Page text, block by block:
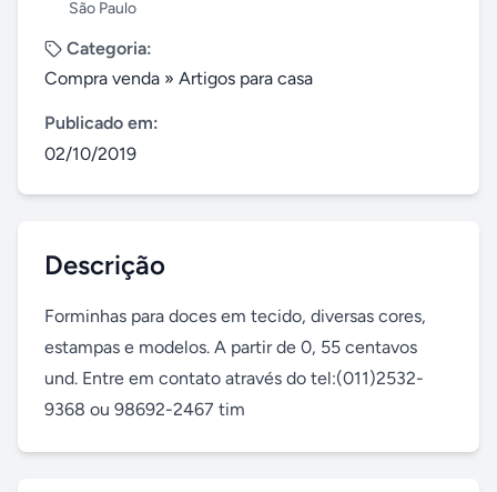
São Paulo
Categoria:
Compra venda » Artigos para casa
Publicado em:
02/10/2019
Descrição
Forminhas para doces em tecido, diversas cores,
estampas e modelos. A partir de 0, 55 centavos
und. Entre em contato através do tel:(011)2532-
9368 ou 98692-2467 tim